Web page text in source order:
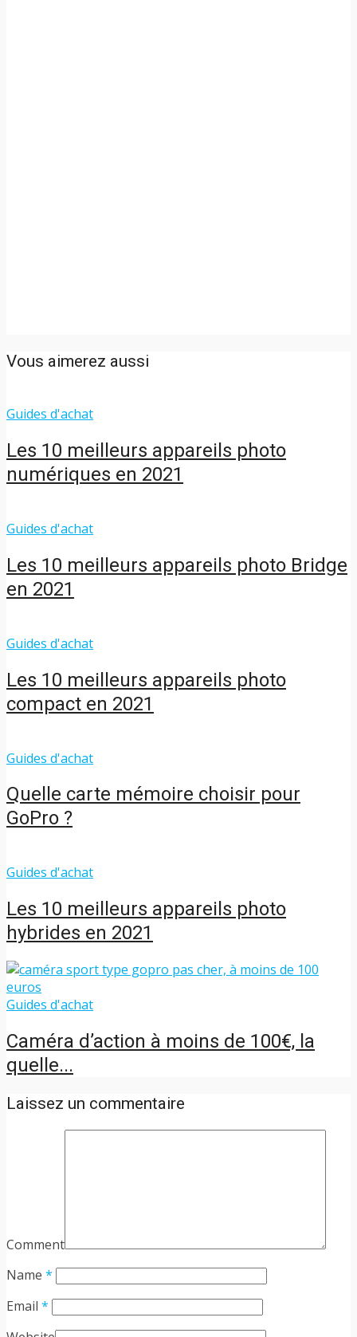
Vous aimerez aussi
Guides d'achat
Les 10 meilleurs appareils photo
numériques en 2021
Guides d'achat
Les 10 meilleurs appareils photo Bridge
en 2021
Guides d'achat
Les 10 meilleurs appareils photo
compact en 2021
Guides d'achat
Quelle carte mémoire choisir pour
GoPro ?
Guides d'achat
Les 10 meilleurs appareils photo
hybrides en 2021
Guides d'achat
Caméra d’action à moins de 100€, la
quelle...
Laissez un commentaire
Comment
Name *
Email *